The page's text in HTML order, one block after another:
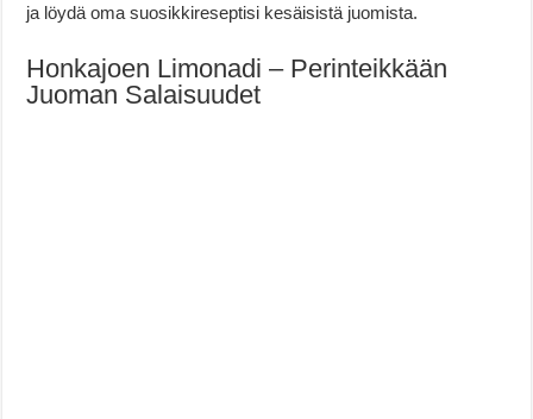
ja löydä oma suosikkireseptisi kesäisistä juomista.
Honkajoen Limonadi – Perinteikkään
Juoman Salaisuudet